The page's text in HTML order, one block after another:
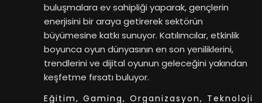
buluşmalara ev sahipliği yaparak, gençlerin
enerjisini bir araya getirerek sektörün
büyümesine katkı sunuyor. Katılımcılar, etkinlik
boyunca oyun dünyasının en son yeniliklerini,
trendlerini ve dijital oyunun geleceğini yakından
keşfetme fırsatı buluyor.
Eğitim, Gaming, Organizasyon, Teknoloji